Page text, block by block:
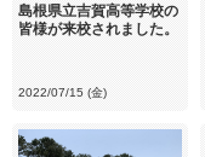
島根県立吉賀高等学校の
皆様が来校されました。
2022/07/15 (金)